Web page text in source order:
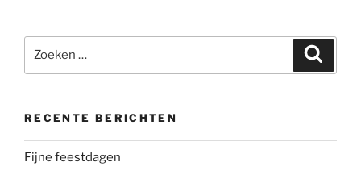
naar:
RECENTE BERICHTEN
Fijne feestdagen